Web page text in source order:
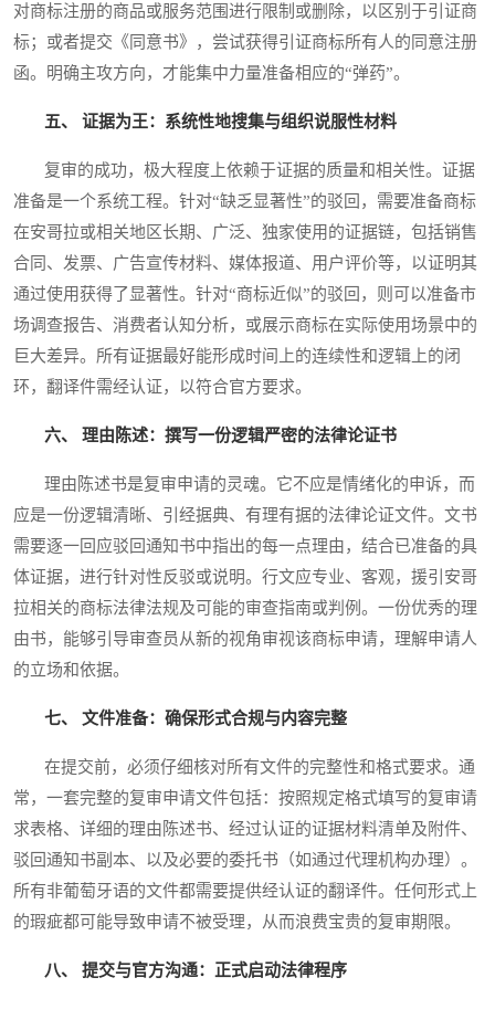
对商标注册的商品或服务范围进行限制或删除，以区别于引证商
标；或者提交《同意书》，尝试获得引证商标所有人的同意注册
函。明确主攻方向，才能集中力量准备相应的“弹药”。
五、 证据为王：系统性地搜集与组织说服性材料
复审的成功，极大程度上依赖于证据的质量和相关性。证据
准备是一个系统工程。针对“缺乏显著性”的驳回，需要准备商标
在安哥拉或相关地区长期、广泛、独家使用的证据链，包括销售
合同、发票、广告宣传材料、媒体报道、用户评价等，以证明其
通过使用获得了显著性。针对“商标近似”的驳回，则可以准备市
场调查报告、消费者认知分析，或展示商标在实际使用场景中的
巨大差异。所有证据最好能形成时间上的连续性和逻辑上的闭
环，翻译件需经认证，以符合官方要求。
六、 理由陈述：撰写一份逻辑严密的法律论证书
理由陈述书是复审申请的灵魂。它不应是情绪化的申诉，而
应是一份逻辑清晰、引经据典、有理有据的法律论证文件。文书
需要逐一回应驳回通知书中指出的每一点理由，结合已准备的具
体证据，进行针对性反驳或说明。行文应专业、客观，援引安哥
拉相关的商标法律法规及可能的审查指南或判例。一份优秀的理
由书，能够引导审查员从新的视角审视该商标申请，理解申请人
的立场和依据。
七、 文件准备：确保形式合规与内容完整
在提交前，必须仔细核对所有文件的完整性和格式要求。通
常，一套完整的复审申请文件包括：按照规定格式填写的复审请
求表格、详细的理由陈述书、经过认证的证据材料清单及附件、
驳回通知书副本、以及必要的委托书（如通过代理机构办理）。
所有非葡萄牙语的文件都需要提供经认证的翻译件。任何形式上
的瑕疵都可能导致申请不被受理，从而浪费宝贵的复审期限。
八、 提交与官方沟通：正式启动法律程序